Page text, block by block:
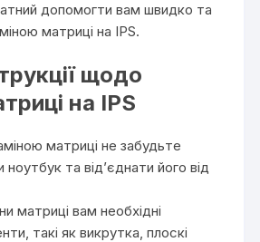
допомогти вам швидко та
матриці на IPS.
щодо
на IPS
матриці не забудьте
ноутбук та від’єднати його від
матриці вам необхідні
такі як викрутка, плоскі